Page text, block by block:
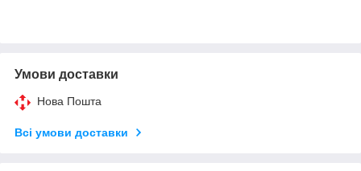
Умови доставки
Нова Пошта
Всі умови доставки